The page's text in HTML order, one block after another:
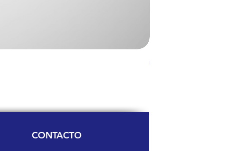
CONTACTO